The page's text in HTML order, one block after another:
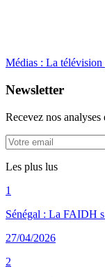
Médias : La
Newsletter
Recevez nos
Les plus lus
1
Sénégal : La FAIDH
27/04/2026
2